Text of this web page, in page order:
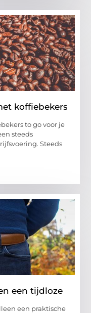
koffiebekers
to go voor je
steeds
Steeds
een tijdloze
een praktische